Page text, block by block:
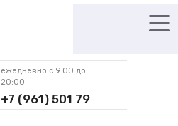
ежедневно с 9:00 до
20:00
+7 (961) 501 79
62